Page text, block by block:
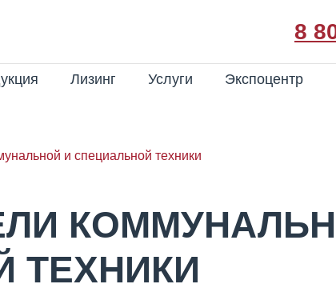
8
Лизинг Услуги Экспоцентр
и специальной техники
ТЕХНИКИ